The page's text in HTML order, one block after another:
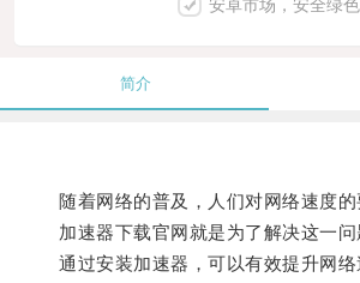
安卓市场，安全绿色
简介
随着网络的普及，人们对网络速度的
加速器下载官网就是为了解决这一问
通过安装加速器，可以有效提升网络